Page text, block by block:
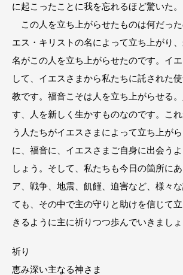
に起こったことに我を忘れるほど驚いた。
この人を立ち上がらせたものは何だっ
エス・キリストの名によって立ち上がり
名がこの人を立ち上がらせたのです。イ
して、イエスさまから私たちに託された
教です。福音こそは人を立ち上がらせる
す、人を新しく生かすものなのです。こ
う人たちがイエスさまによって立ち上が
に、福音に、イエスさまご自身に出会う
しょう。そして、私たちも今日の箇所に
ア、戦争、地震、飢饉、迫害など、様々
ても、その中で主の守りと助けを信じて
きるように主に祈りつつ歩んでいきましょ
祈り
恵み深い主なる神さま